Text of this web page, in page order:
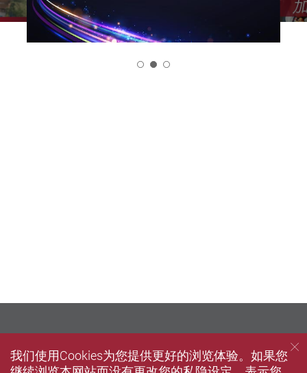
我们使用Cookies为您提供更好的浏览体验。如果您